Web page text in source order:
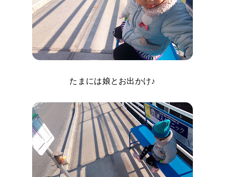
たまには娘とお出かけ♪